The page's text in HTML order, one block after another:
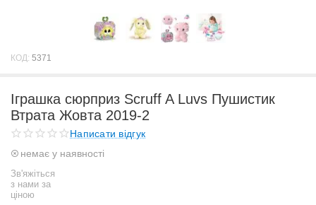
КОД: 5371
Іграшка сюрприз Scruff A Luvs Пушистик
Втрата Жовта 2019-2
Написати відгук
немає у наявності
Зв'яжіться
з нами за
ціною